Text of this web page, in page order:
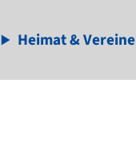
Heimat & Vereine